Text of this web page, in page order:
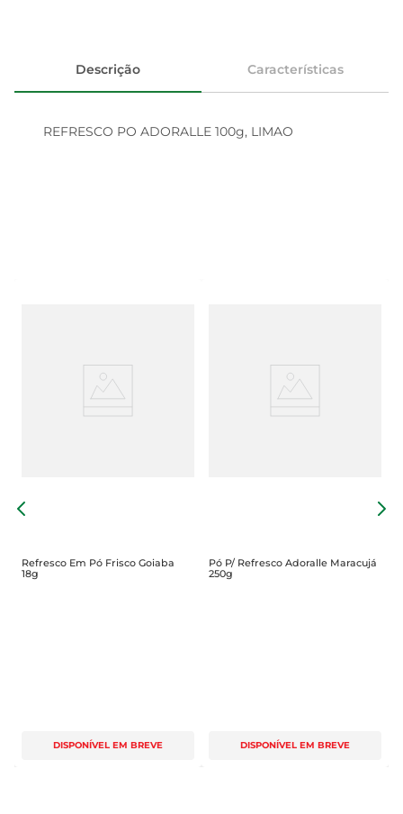
Descrição Características
REFRESCO PO ADORALLE 100g, LIMAO
Refresco Em Pó Frisco Goiaba
18g
DISPONÍVEL EM BREVE
Pó P/ Refresco Adoralle Maracujá
250g
DISPONÍVEL EM BREVE